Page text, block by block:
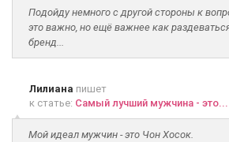
Подойду немного с другой стороны к
это важно, но ещё важнее как
бренд...
Лилиана пишет
к статье: Самый лучший мужчина - это...
Мой идеал мужчин - это Чон Хосок.